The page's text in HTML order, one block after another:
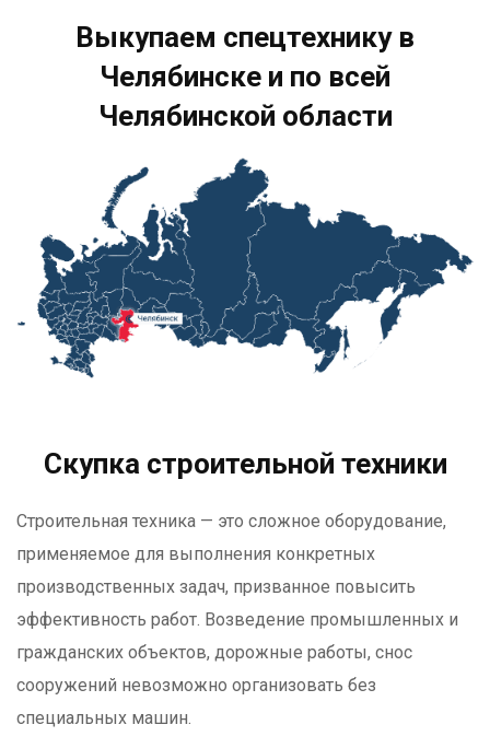
Выкупаем спецтехнику в
Челябинске и по всей
Челябинской области
Скупка строительной техники
Строительная техника — это сложное оборудование,
применяемое для выполнения конкретных
производственных задач, призванное повысить
эффективность работ. Возведение промышленных и
гражданских объектов, дорожные работы, снос
сооружений невозможно организовать без
специальных машин.